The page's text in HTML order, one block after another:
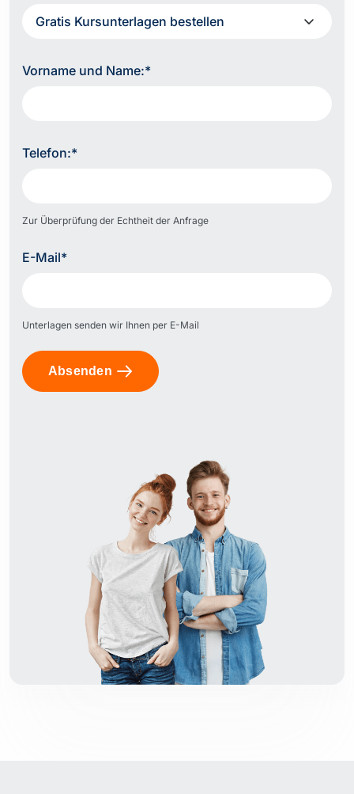
Vorname und Name:*
Telefon:*
Zur Überprüfung der Echtheit der Anfrage
E-Mail*
Unterlagen senden wir Ihnen per E-Mail